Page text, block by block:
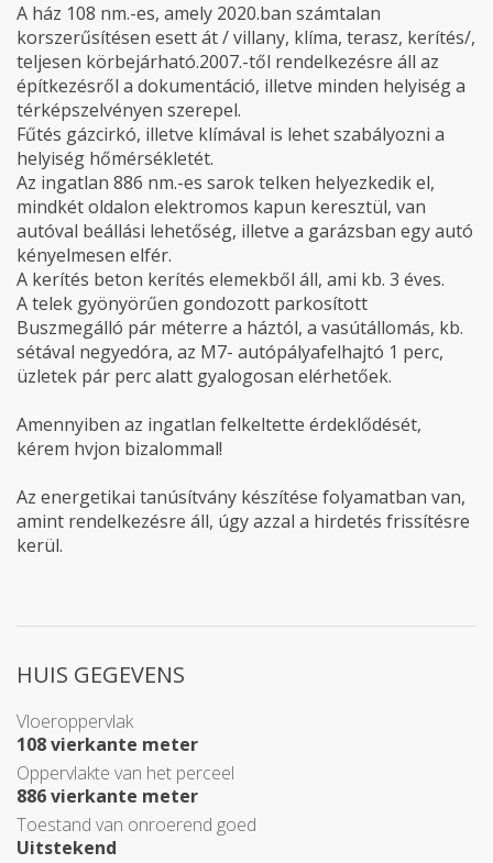
A ház 108 nm.-es, amely 2020.ban számtalan
korszerűsítésen esett át / villany, klíma, terasz, kerítés/,
teljesen körbejárható.2007.-től rendelkezésre áll az
építkezésről a dokumentáció, illetve minden helyiség a
térképszelvényen szerepel.
Fűtés gázcirkó, illetve klímával is lehet szabályozni a
helyiség hőmérsékletét.
Az ingatlan 886 nm.-es sarok telken helyezkedik el,
mindkét oldalon elektromos kapun keresztül, van
autóval beállási lehetőség, illetve a garázsban egy autó
kényelmesen elfér.
A kerítés beton kerítés elemekből áll, ami kb. 3 éves.
A telek gyönyörűen gondozott parkosított
Buszmegálló pár méterre a háztól, a vasútállomás, kb.
sétával negyedóra, az M7- autópályafelhajtó 1 perc,
üzletek pár perc alatt gyalogosan elérhetőek.
Amennyiben az ingatlan felkeltette érdeklődését,
kérem hvjon bizalommal!
Az energetikai tanúsítvány készítése folyamatban van,
amint rendelkezésre áll, úgy azzal a hirdetés frissítésre
kerül.
HUIS GEGEVENS
Vloeroppervlak
108 vierkante meter
Oppervlakte van het perceel
886 vierkante meter
Toestand van onroerend goed
Uitstekend